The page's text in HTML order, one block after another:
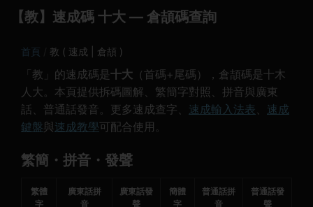
【教】速成碼 十大 — 倉頡碼查詢
首頁 教 ( 速成 | 倉頡 )
「教」的速成碼是 十大 （首碼+尾碼），倉頡碼是十木
人大。本頁提供拆碼圖解、繁簡字對照、拼音與廣東
話、普通話發音。更多速成查字、 速成輸入法表、 速成
鍵盤與速成教學可配合使用。
繁簡・拼音・發聲
繁體
字
廣東話拼
音
廣東話發
聲
簡體
字
普通話拼
音
普通話發
聲